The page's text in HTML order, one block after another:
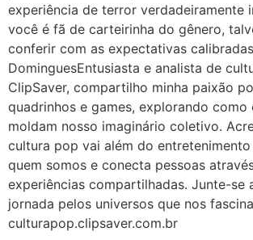
experiência de terror verdadeiramente
você é fã de carteirinha do gênero,
conferir com as expectativas
DominguesEntusiasta e analista de
ClipSaver, compartilho minha paixão
quadrinhos e games, explorando como
moldam nosso imaginário coletivo.
cultura pop vai além do
quem somos e conecta pessoas
experiências compartilhadas. Junte-se
jornada pelos universos que nos
culturapop.clipsaver.com.br